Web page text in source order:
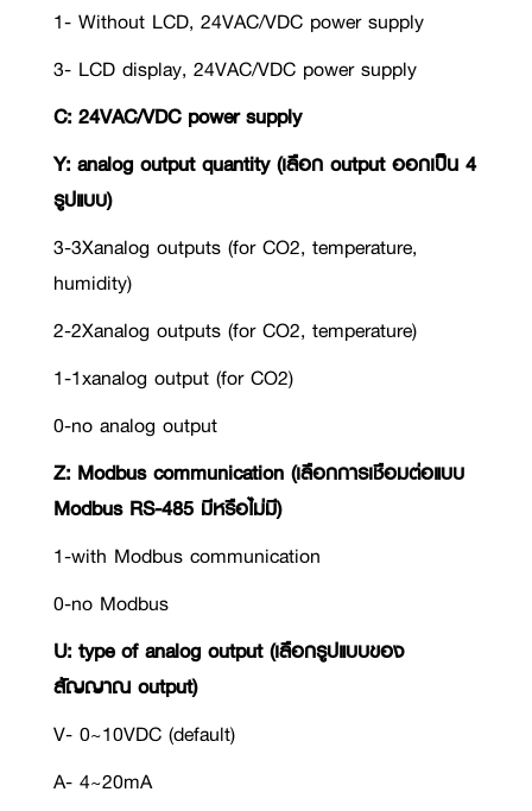
1- Without LCD, 24VAC/VDC power supply
3- LCD display, 24VAC/VDC power supply
C: 24VAC/VDC power supply
Y: analog output quantity (เลือก output ออกเป็น 4
รูปแบบ)
3-3Xanalog outputs (for CO2, temperature,
humidity)
2-2Xanalog outputs (for CO2, temperature)
1-1xanalog output (for CO2)
0-no analog output
Z: Modbus communication (เลือกการเชือมต่อแบบ
Modbus RS-485 มีหรือไม่มี)
1-with Modbus communication
0-no Modbus
U: type of analog output (เลือกรูปแบบของ
สัญญาณ output)
V- 0~10VDC (default)
A- 4~20mA